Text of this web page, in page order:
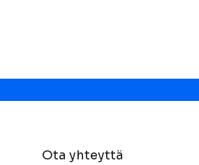
Ota yhteyttä